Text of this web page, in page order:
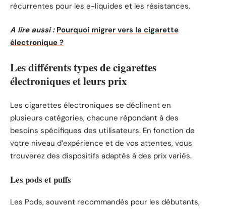
récurrentes pour les e-liquides et les résistances.
A lire aussi : Pourquoi migrer vers la cigarette
électronique ?
Les différents types de cigarettes
électroniques et leurs prix
Les cigarettes électroniques se déclinent en
plusieurs catégories, chacune répondant à des
besoins spécifiques des utilisateurs. En fonction de
votre niveau d’expérience et de vos attentes, vous
trouverez des dispositifs adaptés à des prix variés.
Les pods et puffs
Les Pods, souvent recommandés pour les débutants,